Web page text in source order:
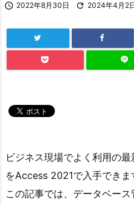
 2022年8月30日  2024年4月2
ビジネス現場でよく利用の
をAccess 2021で入手できま
この記事では、データベー